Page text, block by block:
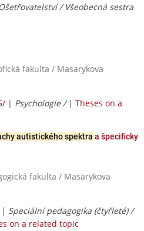
Ošetřovatelství / Všeobecná sestra
fakulta / Masarykova
| Psychologie / | Theses on a
autistického spektra a špecificky
fakulta / Masarykova
| Speciální pedagogika (čtyřleté) /
on a related topic